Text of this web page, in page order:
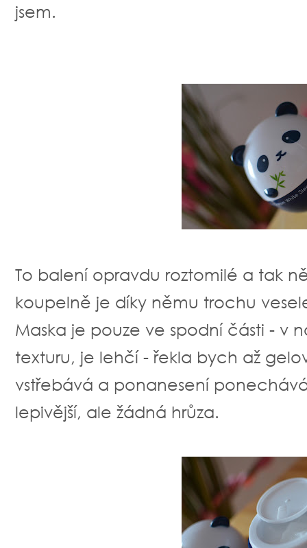
jsem.
To balení opravdu roztomilé a tak
koupelně je díky němu trochu
Maska je pouze ve spodní části - v
texturu, je lehčí - řekla bych až
vstřebává a ponanesení
lepivější, ale žádná hrůza.